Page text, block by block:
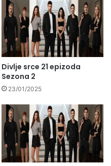
Divlje srce 21 epizoda
Sezona 2
23/01/2025